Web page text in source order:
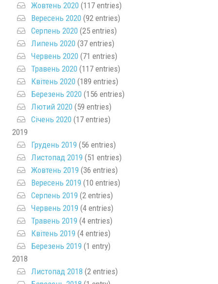
Жовтень 2020 (117 entries)
Вересень 2020 (92 entries)
Серпень 2020 (25 entries)
Липень 2020 (37 entries)
Червень 2020 (71 entries)
Травень 2020 (117 entries)
Квітень 2020 (189 entries)
Березень 2020 (156 entries)
Лютий 2020 (59 entries)
Січень 2020 (17 entries)
2019
Грудень 2019 (56 entries)
Листопад 2019 (51 entries)
Жовтень 2019 (36 entries)
Вересень 2019 (10 entries)
Серпень 2019 (2 entries)
Червень 2019 (4 entries)
Травень 2019 (4 entries)
Квітень 2019 (4 entries)
Березень 2019 (1 entry)
2018
Листопад 2018 (2 entries)